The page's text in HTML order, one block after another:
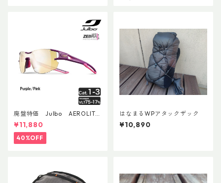
廃盤特価 Julbo AEROLITE
AsianFit
¥11,880
40%OFF
はなまるWPアタックザック
¥10,890